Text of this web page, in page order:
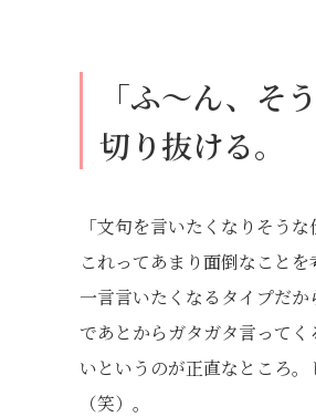
「ふ～ん、そ
切り抜ける。
「文句を言いたくなりそう
これってあまり面倒なこと
一言言いたくなるタイプだ
であとからガタガタ言って
いというのが正直なところ
（笑）。